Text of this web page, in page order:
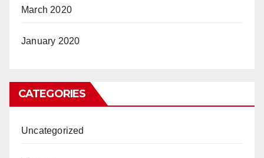
March 2020
January 2020
CATEGORIES
Uncategorized